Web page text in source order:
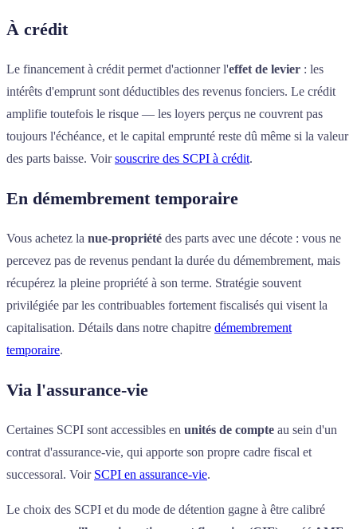
À crédit
Le financement à crédit permet d'actionner l'effet de levier : les
intérêts d'emprunt sont déductibles des revenus fonciers. Le crédit
amplifie toutefois le risque — les loyers perçus ne couvrent pas
toujours l'échéance, et le capital emprunté reste dû même si la valeur
des parts baisse. Voirsouscrire des SCPI à crédit.
En démembrement temporaire
Vous achetez la nue-propriété des parts avec une décote : vous ne
percevez pas de revenus pendant la durée du démembrement, mais
récupérez la pleine propriété à son terme. Stratégie souvent
privilégiée par les contribuables fortement fiscalisés qui visent la
capitalisation. Détails dans notre chapitre démembrement
temporaire.
Via l'assurance-vie
Certaines SCPI sont accessibles en unités de compte au sein d'un
contrat d'assurance-vie, qui apporte son propre cadre fiscal et
successoral. Voir SCPI en assurance-vie.
Le choix des SCPI et du mode de détention gagne à être calibré